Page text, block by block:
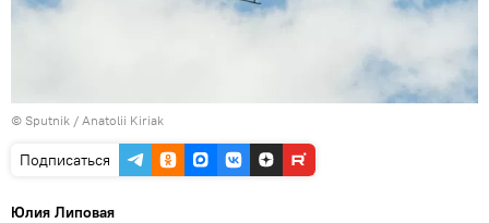
© Sputnik / Anatolii Kiriak
Подписаться
Юлия Липовая